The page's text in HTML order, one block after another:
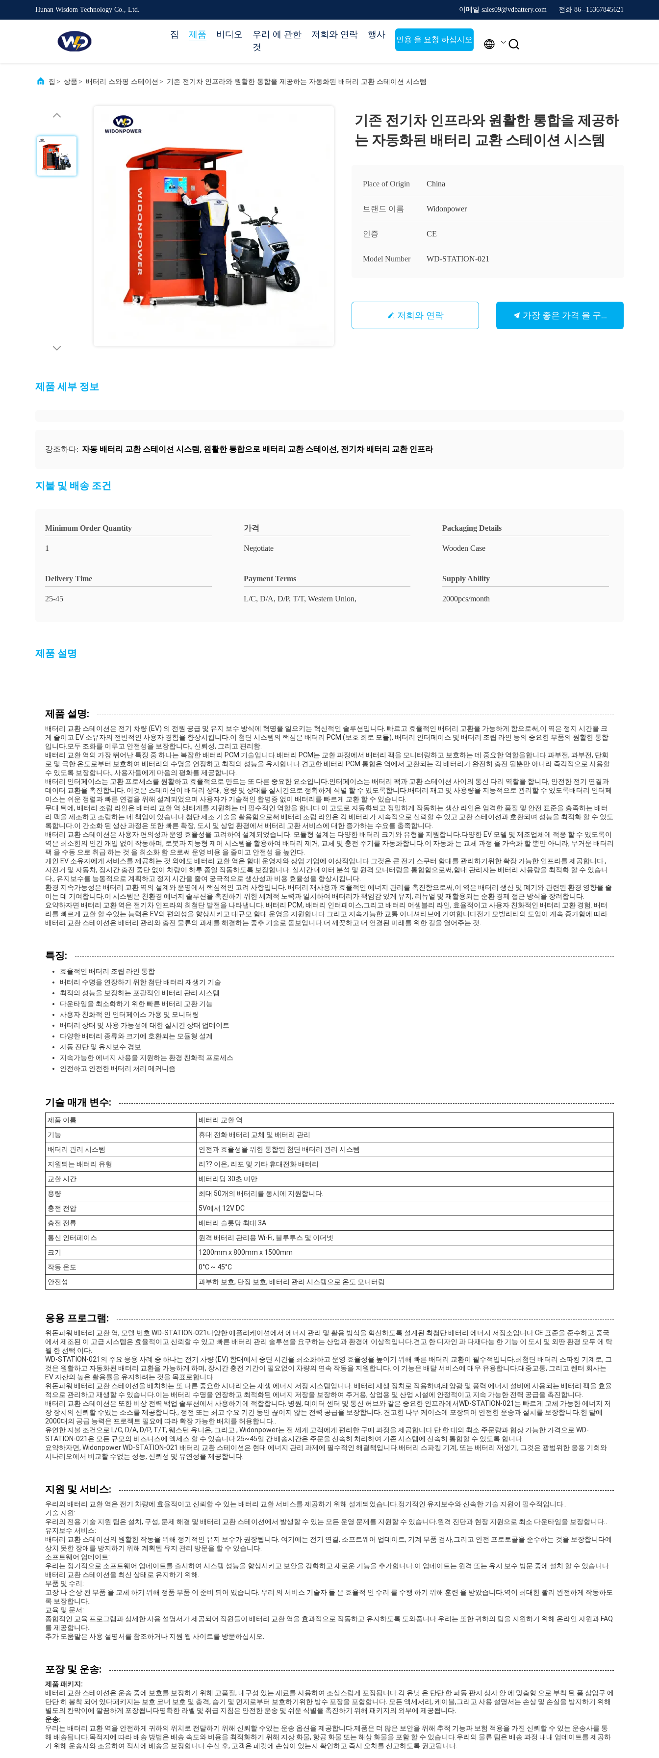
Hunan Wisdom Technology Co., Ltd. 이메일 sales09@vdbattery.com 전화 86--15367845621
집 제품 비디오
우리 에 관한
것
저희와 연락 행사
인용 을 요청 하십시오  
집 > 상품 > 배터리 스와핑 스테이션 > 기존 전기차 인프라와 원활한 통합을 제공하는 자동화된 배터리 교환 스테이션 시스템
기존 전기차 인프라와 원활한 통합을 제공하
는 자동화된 배터리 교환 스테이션 시스템
Place of Origin China
브랜드 이름 Widonpower
인증 CE
Model Number WD-STATION-021
저희와 연락 가장 좋은 가격 을 구하라
제품 세부 정보
강조하다: 자동 배터리 교환 스테이션 시스템, 원활한 통합으로 배터리 교환 스테이션, 전기차 배터리 교환 인프라
지불 및 배송 조건
Minimum Order Quantity
1
가격
Negotiate
Packaging Details
Wooden Case
Delivery Time
25-45
Payment Terms
L/C, D/A, D/P, T/T, Western Union,
Supply Ability
2000pcs/month
제품 설명
제품 설명:
배터리 교환 스테이션은 전기 차량 (EV) 의 전원 공급 및 유지 보수 방식에 혁명을 일으키는 혁신적인 솔루션입니다. 빠르고 효율적인 배터리 교환을 가능하게 함으로써,이 역은 정지 시간을 크
게 줄이고 EV 소유자의 전반적인 사용자 경험을 향상시킵니다.이 첨단 시스템의 핵심은 배터리 PCM (보호 회로 모듈), 배터리 인터페이스 및 배터리 조립 라인 등의 중요한 부품의 원활한 통합
입니다.모두 조화를 이루고 안전성을 보장합니다., 신뢰성, 그리고 편리함.
배터리 교환 역의 가장 뛰어난 특징 중 하나는 복잡한 배터리 PCM 기술입니다.배터리 PCM는 교환 과정에서 배터리 팩을 모니터링하고 보호하는 데 중요한 역할을합니다.과부전, 과부전, 단회
로 및 극한 온도로부터 보호하여 배터리의 수명을 연장하고 최적의 성능을 유지합니다.견고한 배터리 PCM 통합은 역에서 교환되는 각 배터리가 완전히 충전 될뿐만 아니라 즉각적으로 사용할
수 있도록 보장합니다., 사용자들에게 마음의 평화를 제공합니다.
배터리 인터페이스는 교환 프로세스를 원활하고 효율적으로 만드는 또 다른 중요한 요소입니다.인터페이스는 배터리 팩과 교환 스테이션 사이의 통신 다리 역할을 합니다, 안전한 전기 연결과
데이터 교환을 촉진합니다. 이것은 스테이션이 배터리 상태, 용량 및 상태를 실시간으로 정확하게 식별 할 수 있도록합니다.배터리 재고 및 사용량을 지능적으로 관리할 수 있도록배터리 인터페
이스는 쉬운 정렬과 빠른 연결을 위해 설계되었으며 사용자가 기술적인 합병증 없이 배터리를 빠르게 교환 할 수 있습니다.
무대 뒤에, 배터리 조립 라인은 배터리 교환 역 생태계를 지원하는 데 필수적인 역할을 합니다.이 고도로 자동화되고 정밀하게 작동하는 생산 라인은 엄격한 품질 및 안전 표준을 충족하는 배터
리 팩을 제조하고 조립하는 데 책임이 있습니다.첨단 제조 기술을 활용함으로써 배터리 조립 라인은 각 배터리가 지속적으로 신뢰할 수 있고 교환 스테이션과 호환되며 성능을 최적화 할 수 있도
록합니다.이 간소화 된 생산 과정은 또한 빠른 확장, 도시 및 상업 환경에서 배터리 교환 서비스에 대한 증가하는 수요를 충족합니다.
배터리 교환 스테이션은 사용자 편의성과 운영 효율성을 고려하여 설계되었습니다. 모듈형 설계는 다양한 배터리 크기와 유형을 지원합니다.다양한 EV 모델 및 제조업체에 적응 할 수 있도록이
역은 최소한의 인간 개입 없이 작동하며, 로봇과 지능형 제어 시스템을 활용하여 배터리 제거, 교체 및 충전 주기를 자동화합니다.이 자동화 는 교체 과정 을 가속화 할 뿐만 아니라, 무거운 배터리
팩 을 수동 으로 취급 하는 것 을 최소화 함 으로써 운영 비용 을 줄이고 안전성 을 높인다.
개인 EV 소유자에게 서비스를 제공하는 것 외에도 배터리 교환 역은 함대 운영자와 상업 기업에 이상적입니다.그것은 큰 전기 스쿠터 함대를 관리하기위한 확장 가능한 인프라를 제공합니다.,
자전거 및 자동차, 장시간 충전 중단 없이 차량이 하루 종일 작동하도록 보장합니다. 실시간 데이터 분석 및 원격 모니터링을 통합함으로써,함대 관리자는 배터리 사용량을 최적화 할 수 있습니
다., 유지보수를 능동적으로 계획하고 정지 시간을 줄여 궁극적으로 생산성과 비용 효율성을 향상시킵니다.
환경 지속가능성은 배터리 교환 역의 설계와 운영에서 핵심적인 고려 사항입니다. 배터리 재사용과 효율적인 에너지 관리를 촉진함으로써,이 역은 배터리 생산 및 폐기와 관련된 환경 영향을 줄
이는 데 기여합니다.이 시스템은 친환경 에너지 솔루션을 촉진하기 위한 세계적 노력과 일치하여 배터리가 책임감 있게 유지, 리뉴얼 및 재활용되는 순환 경제 접근 방식을 장려합니다.
요약하자면 배터리 교환 역은 전기차 인프라의 최첨단 발전을 나타냅니다. 배터리 PCM, 배터리 인터페이스,그리고 배터리 어셈블리 라인, 효율적이고 사용자 친화적인 배터리 교환 경험. 배터
리를 빠르게 교환 할 수있는 능력은 EV의 편의성을 향상시키고 대규모 함대 운영을 지원합니다.그리고 지속가능한 교통 이니셔티브에 기여합니다전기 모빌리티의 도입이 계속 증가함에 따라
배터리 교환 스테이션은 배터리 관리와 충전 물류의 과제를 해결하는 중추 기술로 돋보입니다.더 깨끗하고 더 연결된 미래를 위한 길을 열어주는 것.
특징:
효율적인 배터리 조립 라인 통합
배터리 수명을 연장하기 위한 첨단 배터리 재생기 기술
최적의 성능을 보장하는 포괄적인 배터리 관리 시스템
다운타임을 최소화하기 위한 빠른 배터리 교환 기능
사용자 친화적 인 인터페이스 가용 및 모니터링
배터리 상태 및 사용 가능성에 대한 실시간 상태 업데이트
다양한 배터리 종류와 크기에 호환되는 모듈형 설계
자동 진단 및 유지보수 경보
지속가능한 에너지 사용을 지원하는 환경 친화적 프로세스
안전하고 안전한 배터리 처리 메커니즘
기술 매개 변수:
제품 이름
배터리 교환 역
기능
휴대 전화 배터리 교체 및 배터리 관리
배터리 관리 시스템
안전과 효율성을 위한 통합된 첨단 배터리 관리 시스템
지원되는 배터리 유형
리?? 이온, 리포 및 기타 휴대전화 배터리
교환 시간
배터리당 30초 미만
용량
최대 50개의 배터리를 동시에 지원합니다.
충전 전압
5V에서 12V DC
충전 전류
배터리 슬롯당 최대 3A
통신 인터페이스
원격 배터리 관리용 Wi-Fi, 블루투스 및 이더넷
크기
1200mm x 800mm x 1500mm
작동 온도
0°C ~ 45°C
안전성
과부하 보호, 단장 보호, 배터리 관리 시스템으로 온도 모니터링
응용 프로그램:
위돈파워 배터리 교환 역, 모델 번호 WD-STATION-021다양한 애플리케이션에서 에너지 관리 및 활용 방식을 혁신하도록 설계된 최첨단 배터리 에너지 저장소입니다.CE 표준을 준수하고 중국
에서 제조된 이 고급 시스템은 효율적이고 신뢰할 수 있고 빠른 배터리 관리 솔루션을 요구하는 산업과 환경에 이상적입니다.견고 한 디자인 과 다재다능 한 기능 이 도시 및 외딴 환경 모두 에 탁
월 한 선택 이다.
WD-STATION-021의 주요 응용 사례 중 하나는 전기 차량 (EV) 함대에서 중단 시간을 최소화하고 운영 효율성을 높이기 위해 빠른 배터리 교환이 필수적입니다.최첨단 배터리 스파킹 기계로, 그
것은 원활하고 자동화된 배터리 교환을 가능하게 하며, 장시간 충전 기간이 필요없이 차량의 연속 작동을 지원합니다. 이 기능은 배달 서비스에 매우 유용합니다.대중교통, 그리고 렌터 회사는
EV 자산의 높은 활용률을 유지하려는 것을 목표로합니다.
위돈파워 배터리 교환 스테이션을 배치하는 또 다른 중요한 시나리오는 재생 에너지 저장 시스템입니다. 배터리 재생 장치로 작용하며,태양광 및 풍력 에너지 설비에 사용되는 배터리 팩을 효율
적으로 관리하고 재생할 수 있습니다.이는 배터리 수명을 연장하고 최적화된 에너지 저장을 보장하여 주거용, 상업용 및 산업 시설에 안정적이고 지속 가능한 전력 공급을 촉진합니다.
배터리 교환 스테이션은 또한 비상 전력 백업 솔루션에서 사용하기에 적합합니다. 병원, 데이터 센터 및 통신 허브와 같은 중요한 인프라에서WD-STATION-021는 빠르게 교체 가능한 에너지 저
장 장치의 신뢰할 수있는 소스를 제공합니다., 정전 또는 최고 수요 기간 동안 끊이지 않는 전력 공급을 보장합니다. 견고한 나무 케이스에 포장되어 안전한 운송과 설치를 보장합니다.한 달에
2000대의 공급 능력은 프로젝트 필요에 따라 확장 가능한 배치를 허용합니다..
유연한 지불 조건으로 L/C, D/A, D/P, T/T, 웨스턴 유니온, 그리고 , Widonpower는 전 세계 고객에게 편리한 구매 과정을 제공합니다.단 한 대의 최소 주문량과 협상 가능한 가격으로 WD-
STATION-021은 모든 규모의 비즈니스에 액세스 할 수 있습니다.25~45일 간 배송시간은 주문을 신속히 처리하여 기존 시스템에 신속히 통합할 수 있도록 합니다.
요약하자면, Widonpower WD-STATION-021 배터리 교환 스테이션은 현대 에너지 관리 과제에 필수적인 해결책입니다.배터리 스파킹 기계, 또는 배터리 재생기, 그것은 광범위한 응용 기회와
시나리오에서 비교할 수없는 성능, 신뢰성 및 유연성을 제공합니다.
지원 및 서비스:
우리의 배터리 교환 역은 전기 차량에 효율적이고 신뢰할 수 있는 배터리 교환 서비스를 제공하기 위해 설계되었습니다.정기적인 유지보수와 신속한 기술 지원이 필수적입니다..
기술 지원:
우리의 전용 기술 지원 팀은 설치, 구성, 문제 해결 및 배터리 교환 스테이션에서 발생할 수 있는 모든 운영 문제를 지원할 수 있습니다.원격 진단과 현장 지원으로 최소 다운타임을 보장합니다..
유지보수 서비스:
배터리 교환 스테이션의 원활한 작동을 위해 정기적인 유지 보수가 권장됩니다. 여기에는 전기 연결, 소프트웨어 업데이트, 기계 부품 검사,그리고 안전 프로토콜을 준수하는 것을 보장합니다예
상치 못한 장애를 방지하기 위해 계획된 유지 관리 방문을 할 수 있습니다.
소프트웨어 업데이트:
우리는 정기적으로 소프트웨어 업데이트를 출시하여 시스템 성능을 향상시키고 보안을 강화하고 새로운 기능을 추가합니다.이 업데이트는 원격 또는 유지 보수 방문 중에 설치 할 수 있습니다
배터리 교환 스테이션을 최신 상태로 유지하기 위해.
부품 및 수리:
고장 나 손상 된 부품 을 교체 하기 위해 정품 부품 이 준비 되어 있습니다. 우리 의 서비스 기술자 들 은 효율적 인 수리 를 수행 하기 위해 훈련 을 받았습니다.역이 최대한 빨리 완전하게 작동하도
록 보장합니다..
교육 및 문서:
종합적인 교육 프로그램과 상세한 사용 설명서가 제공되어 직원들이 배터리 교환 역을 효과적으로 작동하고 유지하도록 도와줍니다.우리는 또한 귀하의 팀을 지원하기 위해 온라인 자원과 FAQ
를 제공합니다..
추가 도움말은 사용 설명서를 참조하거나 지원 웹 사이트를 방문하십시오.
포장 및 운송:
제품 패키지:
배터리 교환 스테이션은 운송 중에 보호를 보장하기 위해 고품질, 내구성 있는 재료를 사용하여 조심스럽게 포장됩니다.각 유닛 은 단단 한 파동 판지 상자 안 에 맞춤형 으로 부착 된 폼 삽입구 에
단단 히 봉착 되어 있다패키지는 보호 코너 보호 및 충격, 습기 및 먼지로부터 보호하기위한 방수 포장을 포함합니다. 모든 액세서리, 케이블,그리고 사용 설명서는 손상 및 손실을 방지하기 위해
별도의 칸막이에 깔끔하게 포장됩니다명확한 라벨 및 취급 지침은 안전한 운송 및 쉬운 식별을 촉진하기 위해 패키지의 외부에 제공됩니다.
운송:
우리는 배터리 교환 역을 안전하게 귀하의 위치로 전달하기 위해 신뢰할 수있는 운송 옵션을 제공합니다.제품은 더 많은 보안을 위해 추적 기능과 보험 적용을 가진 신뢰할 수 있는 운송사를 통
해 배송됩니다.목적지에 따라 배송 방법은 배송 속도와 비용을 최적화하기 위해 지상 화물, 항공 화물 또는 해상 화물을 포함 할 수 있습니다.우리의 물류 팀은 배송 과정 내내 업데이트를 제공하
기 위해 운송사와 조율하여 적시에 배송을 보장합니다.수신 후, 고객은 패킷에 손상이 있는지 확인하고 즉시 오차를 신고하도록 권고됩니다.